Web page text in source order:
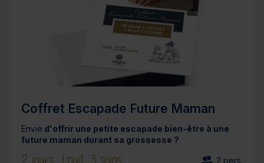
Coffret Escapade Future Maman
Envie d'offrir une petite escapade bien-être à une
future maman durant sa grossesse ?
2 jours, 1 nuit, 3 soins 2 pers.